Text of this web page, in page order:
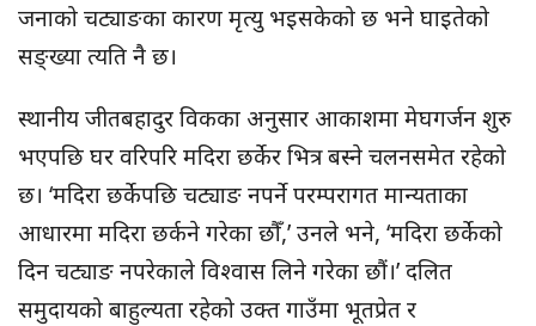
जनाको चट्याङका कारण मृत्यु भइसकेको छ भने घाइतेको
सङ्ख्या त्यति नै छ।
स्थानीय जीतबहादुर विकका अनुसार आकाशमा मेघगर्जन शुरु
भएपछि घर वरिपरि मदिरा छर्केर भित्र बस्ने चलनसमेत रहेको
छ। ‘मदिरा छर्केपछि चट्याङ नपर्ने परम्परागत मान्यताका
आधारमा मदिरा छर्कने गरेका छौँ,’ उनले भने, ‘मदिरा छर्केको
दिन चट्याङ नपरेकाले विश्वास लिने गरेका छौं।’ दलित
समुदायको बाहुल्यता रहेको उक्त गाउँमा भूतप्रेत र